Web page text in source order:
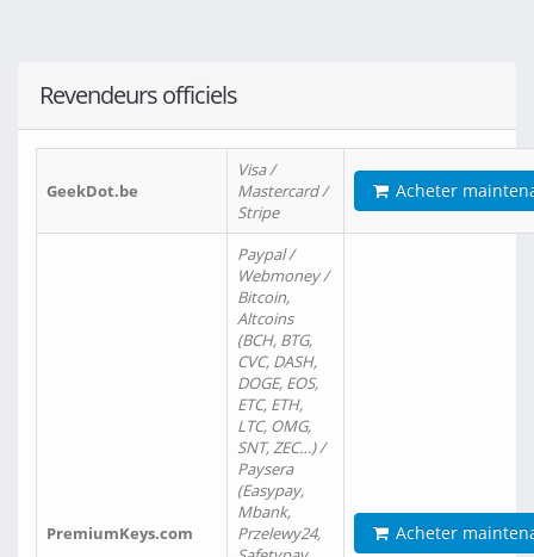
Revendeurs officiels
GeekDot.be
Visa /
Mastercard /
Stripe
Acheter
PremiumKeys.com
Paypal /
Webmoney /
Bitcoin,
Altcoins
(BCH, BTG,
CVC, DASH,
DOGE, EOS,
ETC, ETH,
LTC, OMG,
SNT, ZEC…) /
Paysera
(Easypay,
Mbank,
Przelewy24,
Acheter